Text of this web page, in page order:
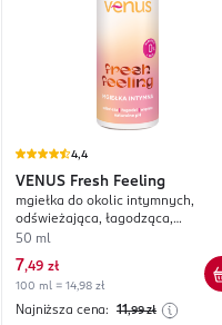
4,4
VENUS Fresh Feeling
mgiełka do okolic intymnych,
odświeżająca, łagodząca,
wspierająca naturalne pH
50 ml
7,49 zł
100 ml = 14,98 zł
Najniższa cena: 11,99 zł